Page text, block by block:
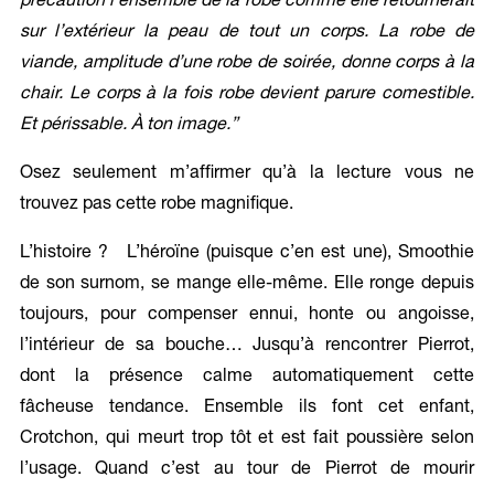
sur l’extérieur la peau de tout un corps. La robe de
viande, amplitude d’une robe de soirée, donne corps à la
chair. Le corps à la fois robe devient parure comestible.
Et périssable. À ton image.”
Osez seulement m’affirmer qu’à la lecture vous ne
trouvez pas cette robe magnifique.
L’histoire ? L’héroïne (puisque c’en est une), Smoothie
de son surnom, se mange elle-même. Elle ronge depuis
toujours, pour compenser ennui, honte ou angoisse,
l’intérieur de sa bouche… Jusqu’à rencontrer Pierrot,
dont la présence calme automatiquement cette
fâcheuse tendance. Ensemble ils font cet enfant,
Crotchon, qui meurt trop tôt et est fait poussière selon
l’usage. Quand c’est au tour de Pierrot de mourir